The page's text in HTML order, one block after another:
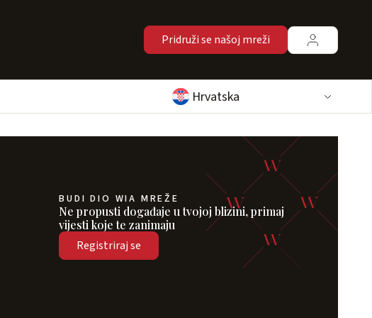
Pridruži se našoj mreži
Hrvatska
BUDI DIO WIA MREŽE
Ne propusti događaje u tvojoj blizini, primaj
vijesti koje te zanimaju
Registriraj se